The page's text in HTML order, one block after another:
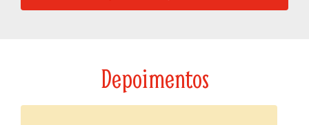
Depoimentos